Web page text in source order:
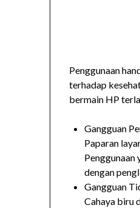
Penggunaan
terhadap
bermain HP
Gangguan
Paparan
dengan
Gangguan
Cahaya biru